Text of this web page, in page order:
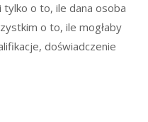
tylko o to, ile dana osoba
o to, ile mogłaby
doświadczenie